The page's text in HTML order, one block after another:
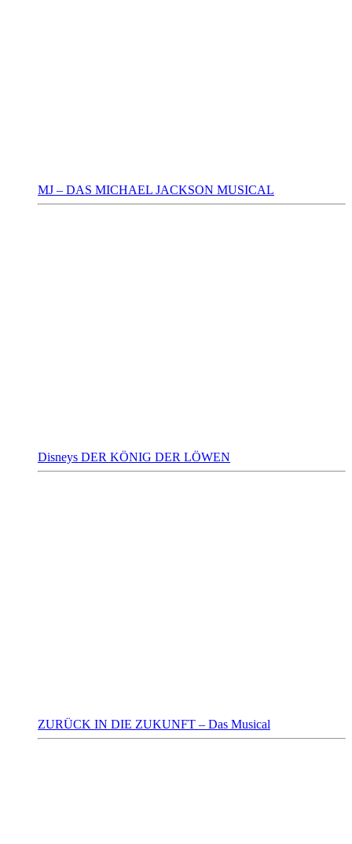
MJ – DAS MICHAEL JACKSON MUSICAL
Disneys DER KÖNIG DER LÖWEN
ZURÜCK IN DIE ZUKUNFT – Das Musical